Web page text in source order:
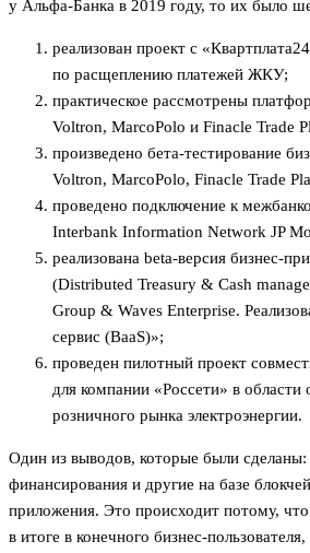
у Альфа-Банка в 2019 году, то их было
реализован проект с
по расщеплению платежей ЖКУ;
практическое рассмотрены
Voltron, MarcoPolo и Finacle Trade
произведено бета-тестирование
Voltron, MarcoPolo, Finacle Trade
проведено подключение к
Interbank Information Network JP
реализована beta-версия бизнес-
(Distributed Treasury & Cash
Group & Waves Enterprise.
сервис (BaaS)»;
проведен пилотный проект
для компании «Россети» в области
розничного рынка электроэнергии.
Один из выводов, которые были
финансирования и другие на базе
приложения. Это происходит потому,
в итоге в конечного бизнес-